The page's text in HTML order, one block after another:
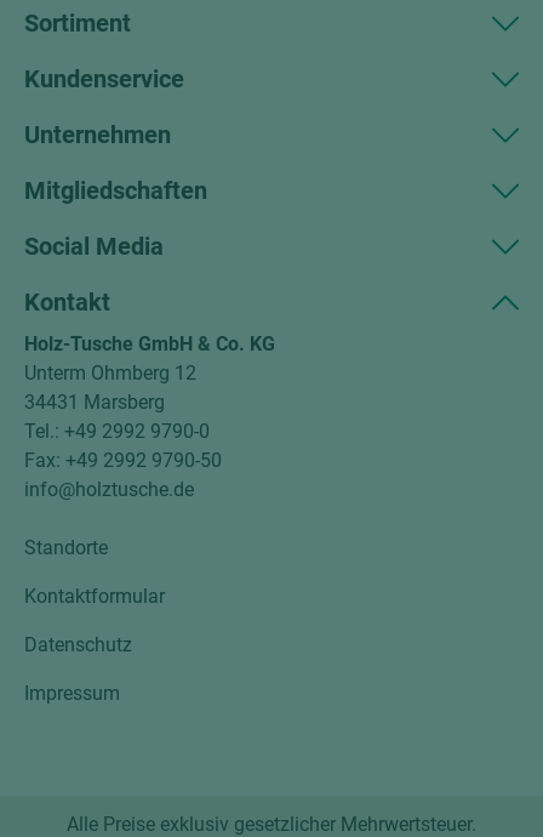
Sortiment
Kundenservice
Unternehmen
Mitgliedschaften
Social Media
Kontakt
Holz-Tusche GmbH & Co. KG
Unterm Ohmberg 12
34431 Marsberg
Tel.: +49 2992 9790-0
Fax: +49 2992 9790-50
info@holztusche.de
Standorte
Kontaktformular
Datenschutz
Impressum
Alle Preise exklusiv gesetzlicher Mehrwertsteuer.